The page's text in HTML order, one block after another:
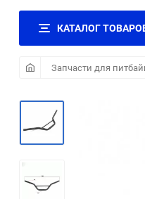
КАТАЛОГ
Запчасти для